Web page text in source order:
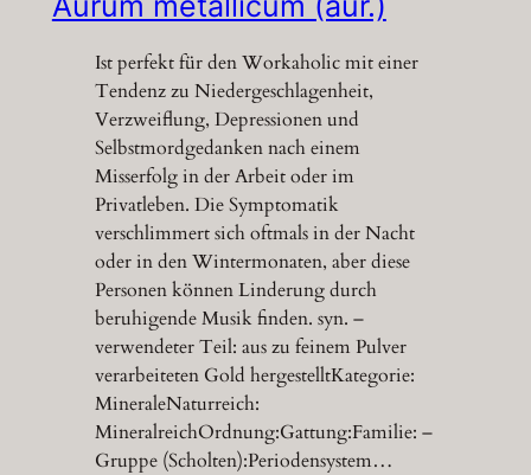
Ist perfekt für den Workaholic mit einer
Tendenz zu Niedergeschlagenheit,
Verzweiflung, Depressionen und
Selbstmordgedanken nach einem
Misserfolg in der Arbeit oder im
Privatleben. Die Symptomatik
verschlimmert sich oftmals in der Nacht
oder in den Wintermonaten, aber diese
Personen können Linderung durch
beruhigende Musik finden. syn. –
verwendeter Teil: aus zu feinem Pulver
verarbeiteten Gold hergestelltKategorie:
MineraleNaturreich:
MineralreichOrdnung:Gattung:Familie: –
Gruppe (Scholten):Periodensystem…